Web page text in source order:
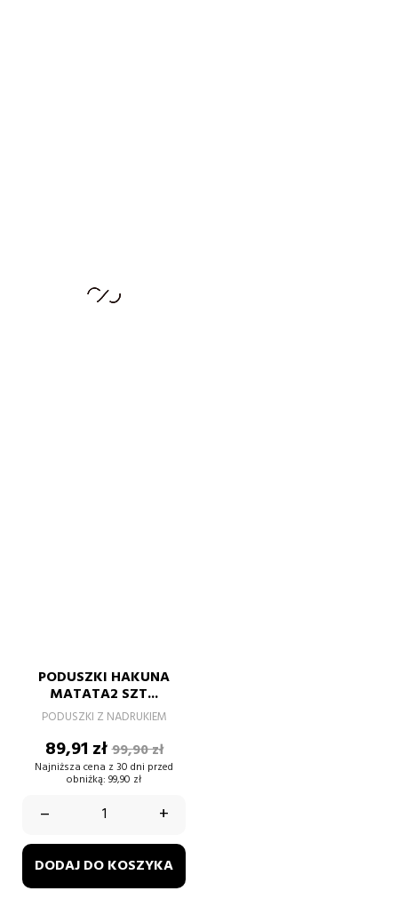
PODUSZKI HAKUNA
MATATA2 SZT...
PODUSZKI Z NADRUKIEM
Cena
89,91 złCena
podstawowa
99,90 zł
Najniższa cena z 30 dni przed
obniżką: 99,90 zł
– +
DODAJ DO KOSZYKA